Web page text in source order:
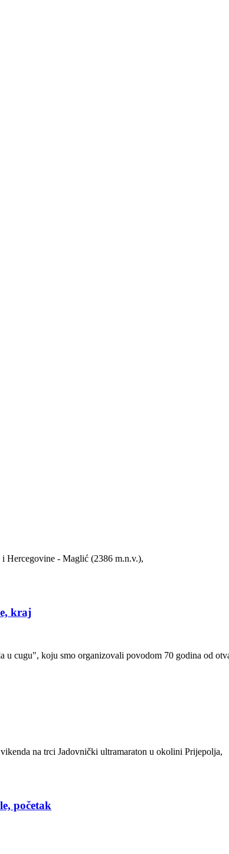
Hercegovine - Maglić (2386 m.n.v.),
kraj
u cugu", koju smo organizovali povodom 70 godina od
na trci Jadovnički ultramaraton u okolini Prijepolja,
početak